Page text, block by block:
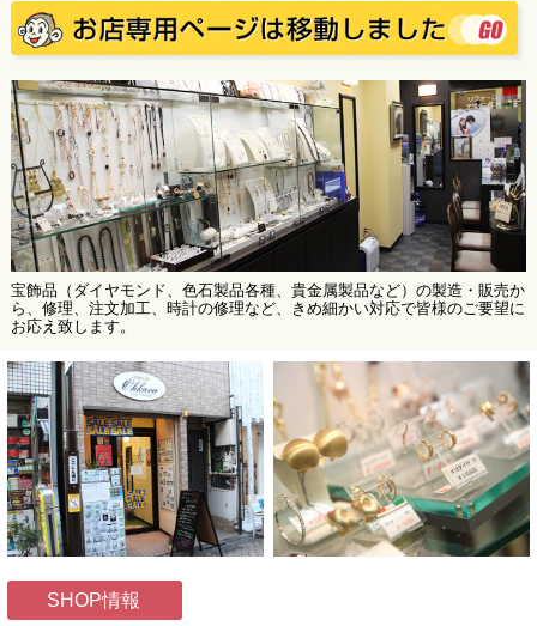
宝飾品（ダイヤモンド、色石製品各種、貴金属製品など）の製造・販売か
ら、修理、注文加工、時計の修理など、きめ細かい対応で皆様のご要望に
お応え致します。
SHOP情報